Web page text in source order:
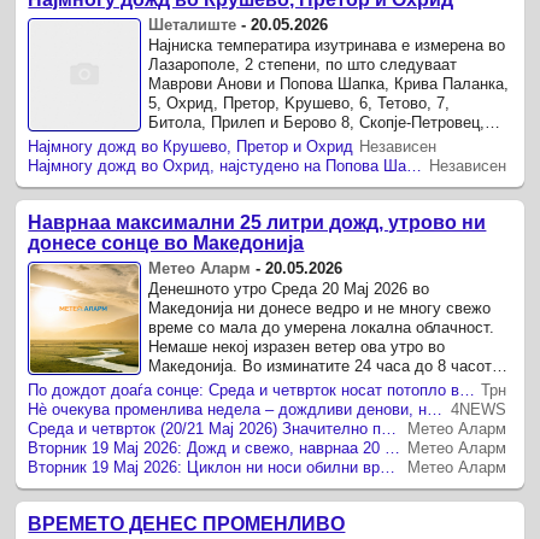
Шеталиште -20.05.2026
Најниска температира изутринава е измерена во
Лазарополе, 2 степени, по што следуваат
Mаврови Анови и Попова Шапка, Крива Паланка,
5, Охрид, Претор, Kрушево, 6, Тетово, 7,
Битола, Прилеп и Берово 8, Скопје-Петровец,
Штип и Виница 9, Скопје-Зајчев ...
Најмногу дожд во Крушево, Претор и Охрид Независен
Независен
Наврнаа максимални 25 литри дожд, утрово ни
донесе сонце во Македонија
Метео Аларм -20.05.2026
Денешното утро Среда 20 Мај 2026 во
Македонија ни донесе ведро и не многу свежо
време со мала до умерена локална облачност.
Немаше некој изразен ветер ова утро во
Македонија. Во изминатите 24 часа до 8 часот
утрово најмногу дожд наврна во Крушево и ...
По дождот доаѓа сонце: Среда и четврток носат потопло време, но и силен ветер Трн
Нѐ очекува променлива недела – дождливи денови, но температурите ќе растат! 4NEWS
Среда и четврток (20/21 Мај 2026) Значително потопло и променливо време
Метео Аларм
Вторник 19 Мај 2026: Дожд и свежо, наврнаа 20 литри дожд во Македонија Метео Аларм
Вторник 19 Мај 2026: Циклон ни носи обилни врнежи, грмежи и ветер
Метео Аларм
ВРЕМЕТО ДЕНЕС ПРОМЕНЛИВО